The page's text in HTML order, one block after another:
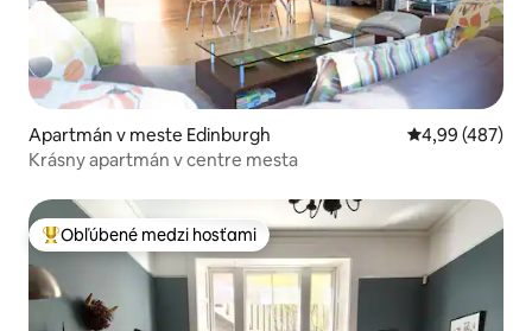
Apartmán v meste Edinburgh Priemerné
4,99 (487)
Krásny apartmán v centre mesta
Najobľúbenejšie medzi hosťami
Obľúbené medzi hosťami